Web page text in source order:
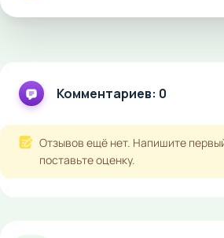
Комментариев: 0
Отзывов ещё нет. Напишите
поставьте оценку.